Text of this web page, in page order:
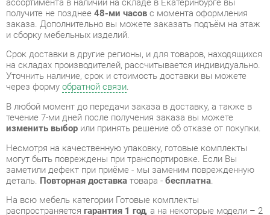
на складах производителей, рассчитывается индивидуально.
Уточнить наличие, срок и стоимость доставки вы можете
через формуобратной связи.
В любой момент до передачи заказа в доставку, а также в
течение 7-ми дней после получения заказа вы можете
изменить выборили принять решение об отказе от покупки.
Несмотря на качественную упаковку, готовые комплекты
заметили дефект при приёме - мы заменим поврежденную
деталь.Повторная доставкатовара -бесплатна.
распространяетсягарантия 1 год, а на некоторые модели – 2
года с момента приобретения.
Кухонный гарнитур ширина 317 см Витра Бьянка 2
- это
качественное изделие производства
соответствующее современному государственному
стандарту.